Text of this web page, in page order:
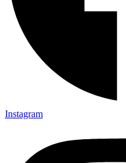
Instagram